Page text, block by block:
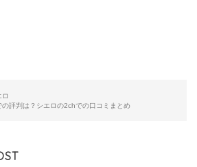
評判は？シエロの2chでの口コミまとめ